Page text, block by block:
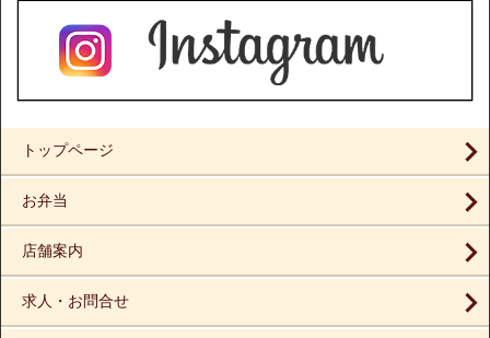
トップページ
お弁当
店舗案内
求人・お問合せ